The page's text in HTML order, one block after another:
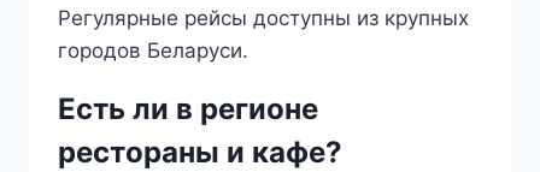
Регулярные рейсы доступны из крупных
городов Беларуси.
Есть ли в регионе
рестораны и кафе?